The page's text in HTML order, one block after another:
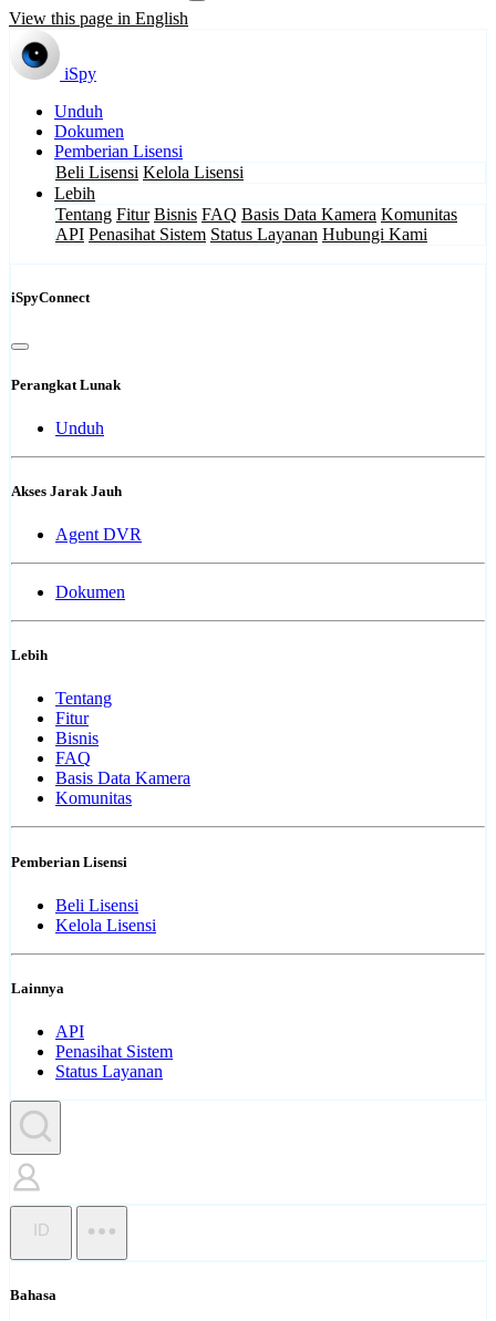
View this page in English
iSpy
Unduh
Dokumen
Pemberian Lisensi
Beli Lisensi Kelola Lisensi
Lebih
Tentang Fitur Bisnis FAQ Basis Data Kamera Komunitas
API Penasihat Sistem Status Layanan Hubungi Kami
iSpyConnect
Perangkat Lunak
Unduh
Akses Jarak Jauh
Agent DVR
Dokumen
Lebih
Tentang
Fitur
Bisnis
FAQ
Basis Data Kamera
Komunitas
Pemberian Lisensi
Beli Lisensi
Kelola Lisensi
Lainnya
API
Penasihat Sistem
Status Layanan
ID
Bahasa